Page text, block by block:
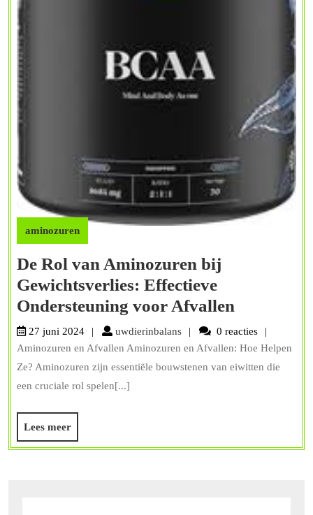
aminozuren
De Rol van Aminozuren bij
Gewichtsverlies: Effectieve
Ondersteuning voor Afvallen
Rol
van
27 juni 2024 uwdierinbalansuwdierinbalans
0 reacties
Aminozuren en Afvallen Aminozuren en Afvallen: Hoe Helpen
Ze? Aminozuren zijn essentiële bouwstenen van eiwitten die
een cruciale rol spelen[...]
Lees meerLees
meer